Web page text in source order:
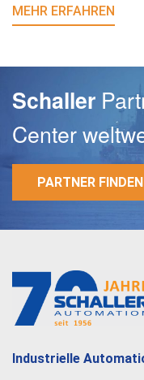
Passwort
MEHR ERFAHREN
Schaller
Center
PARTNER FINDEN
Industrielle